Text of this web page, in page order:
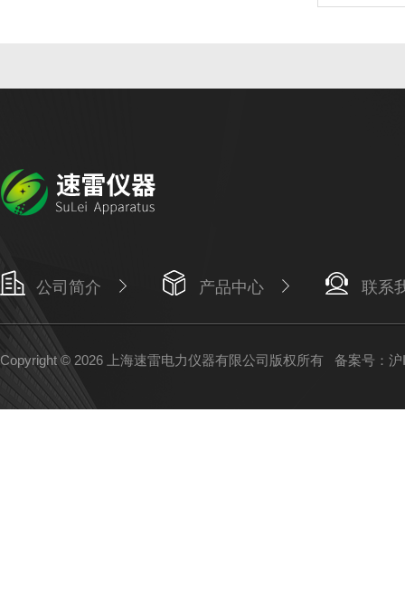
公司简介 产品中心 联系
Copyright © 2026 上海速雷电力仪器有限公司版权所有 备案号：